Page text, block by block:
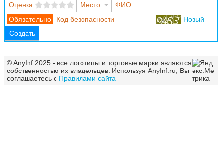
Оценка Место
ФИО
Код безопасности
Новый
Создать
© AnyInf 2025 - все логотипы и торговые марки являются
собственностью их владельцев. Используя AnyInf.ru, Вы
соглашаетесь с Правилами сайта